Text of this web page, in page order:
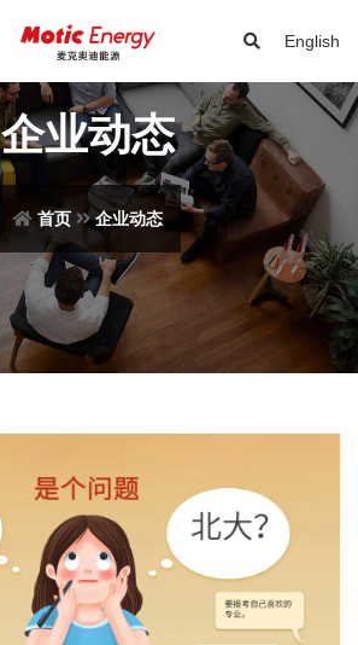
English
企业动态
首页 企业动态